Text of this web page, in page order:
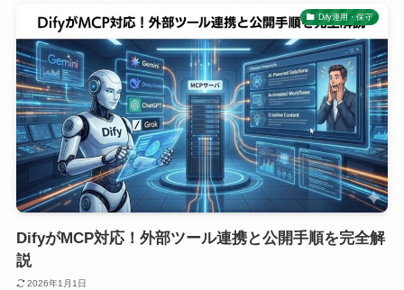
Dify運用・保守
DifyがMCP対応！外部ツール連携と公開手順を完全解
説
2026年1月1日